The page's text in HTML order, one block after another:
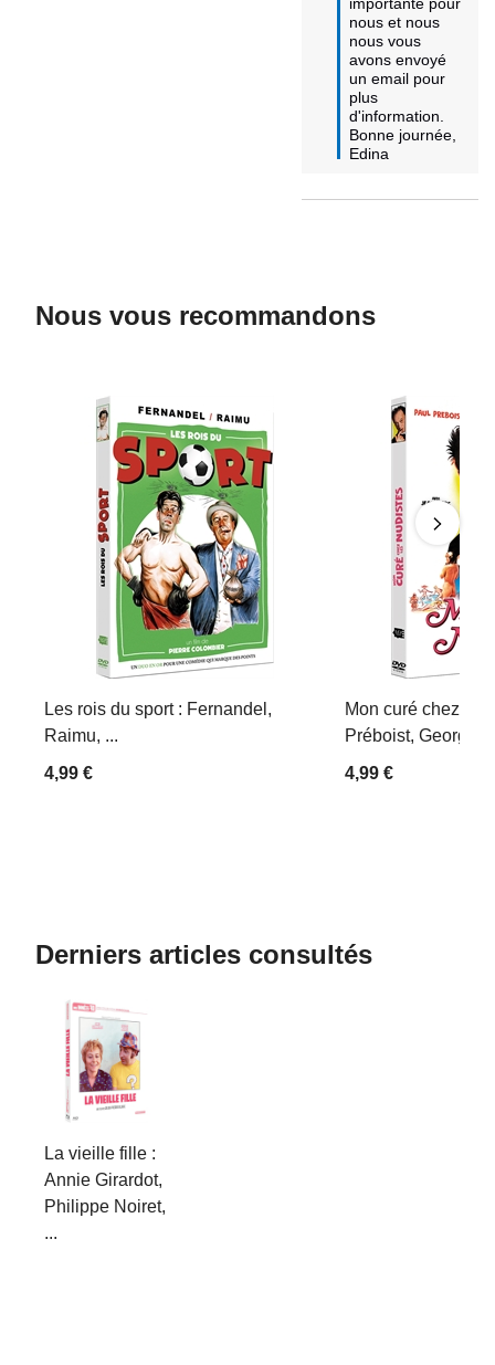
nous et nous
nous vous
avons envoyé
un email pour
plus
d'information.
Bonne journée,
Edina
Nous vous recommandons
Les rois du sport : Fernandel,
Raimu, ...
4,99 €
Mon curé chez les
Préboist, Georges
4,99 €
Derniers articles consultés
La vieille fille :
Annie Girardot,
Philippe Noiret,
...